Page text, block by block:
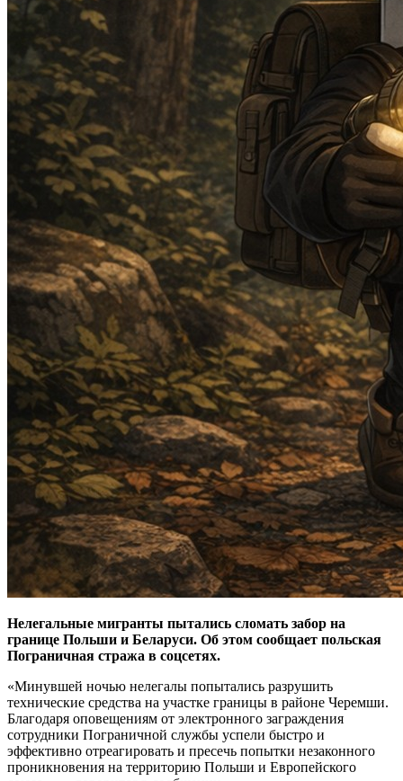
Нелегальные мигранты пытались сломать забор на
границе Польши и Беларуси. Об этом сообщает польская
Пограничная стража в соцсетях.
«Минувшей ночью нелегалы попытались разрушить
технические средства на участке границы в районе Черемши.
Благодаря оповещениям от электронного заграждения
сотрудники Пограничной службы успели быстро и
эффективно отреагировать и пресечь попытки незаконного
проникновения на территорию Польши и Европейского